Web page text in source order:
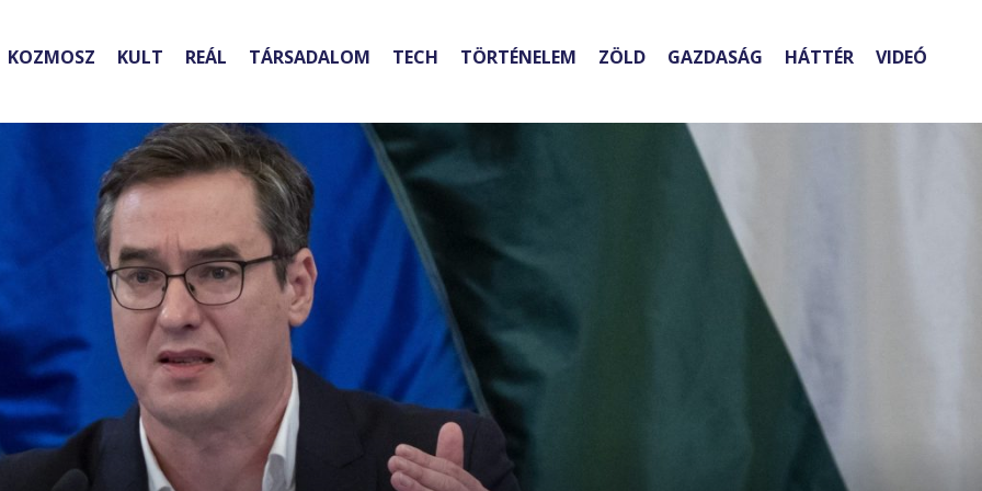
KOZMOSZ KULT REÁL TÁRSADALOM TECH TÖRTÉNELEM ZÖLD GAZDASÁG HÁTTÉR VIDEÓ